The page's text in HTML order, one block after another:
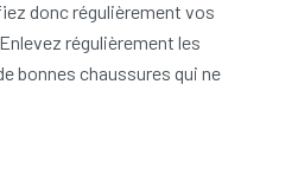
donc régulièrement vos
régulièrement les
bonnes chaussures qui ne